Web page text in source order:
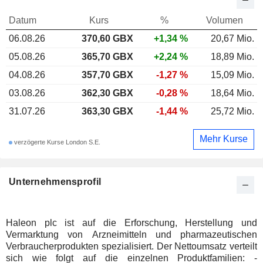
Unternehmensprofil
Haleon plc ist auf die Erforschung, Herstellung und
Vermarktung von Arzneimitteln und pharmazeutischen
Verbraucherprodukten spezialisiert. Der Nettoumsatz verteilt
sich wie folgt auf die einzelnen Produktfamilien: -
Datum Kurs %
Volumen
06.08.26
370,60 GBX +1,34 %
20,67 Mio.
05.08.26
365,70 GBX +2,24 %
18,89 Mio.
04.08.26
357,70 GBX -1,27 %
15,09 Mio.
03.08.26
362,30 GBX -0,28 %
18,64 Mio.
31.07.26
363,30 GBX -1,44 % 25,72 Mio.
verzögerte Kurse London S.E. Mehr Kurse